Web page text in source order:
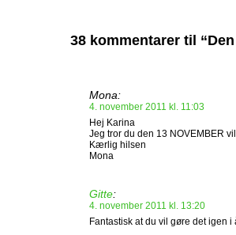
38 kommentarer til
Mona:
4. november 2011 kl. 11:03
Hej Karina
Jeg tror du den 13 NOVEMBER
Kærlig hilsen
Mona
Gitte:
4. november 2011 kl. 13:20
Fantastisk at du vil gøre det igen